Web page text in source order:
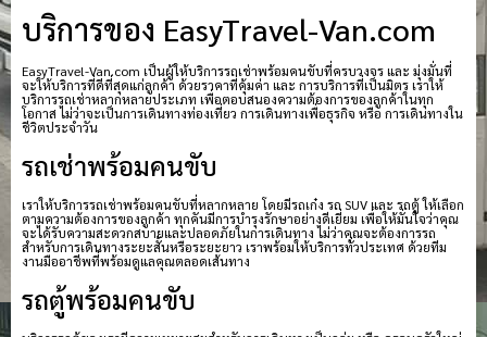
บริการของ EasyTravel-Van.com
EasyTravel-Van.com เป็นผู้ให้บริการรถเช่าพร้อมคนขับที่ครบวงจร และ มุ่งมั่นที่
จะให้บริการที่ดีที่สุดแก่ลูกค้า ด้วยราคาที่คุ้มค่า และ การบริการที่เป็นมิตร เราให้
บริการรถเช่าหลากหลายประเภท เพื่อตอบสนองความต้องการของลูกค้าในทุก
โอกาส ไม่ว่าจะเป็นการเดินทางท่องเที่ยว การเดินทางเพื่อธุรกิจ หรือ การเดินทางใน
ชีวิตประจำวัน
รถเช่าพร้อมคนขับ
เราให้บริการรถเช่าพร้อมคนขับที่หลากหลาย โดยมีรถเก๋ง รถ SUV และ รถตู้ ให้เลือก
ตามความต้องการของลูกค้า ทุกคันมีการบำรุงรักษาอย่างดีเยี่ยม เพื่อให้มั่นใจว่าคุณ
จะได้รับความสะดวกสบายและปลอดภัยในการเดินทาง ไม่ว่าคุณจะต้องการรถ
สำหรับการเดินทางระยะสั้นหรือระยะยาว เราพร้อมให้บริการทั่วประเทศ ด้วยทีม
งานมืออาชีพที่พร้อมดูแลคุณตลอดเส้นทาง
รถตู้พร้อมคนขับ